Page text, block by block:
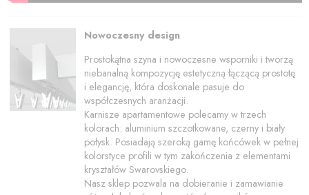
Nowoczesny design
Prostokątna szyna i nowoczesne wsporniki i tworzą
niebanalną kompozycję estetyczną łączącą prostotę
i elegancję, która doskonale pasuje do
współczesnych aranżacji.
Karnisze apartamentowe polecamy w trzech
kolorach: aluminium szczotkowane, czerny i biały
połysk. Posiadają szeroką gamę końcówek w pełnej
kolorstyce profili w tym zakończenia z elementami
kryształów Swarovskiego.
Nasz sklep pozwala na dobieranie i zamawianie